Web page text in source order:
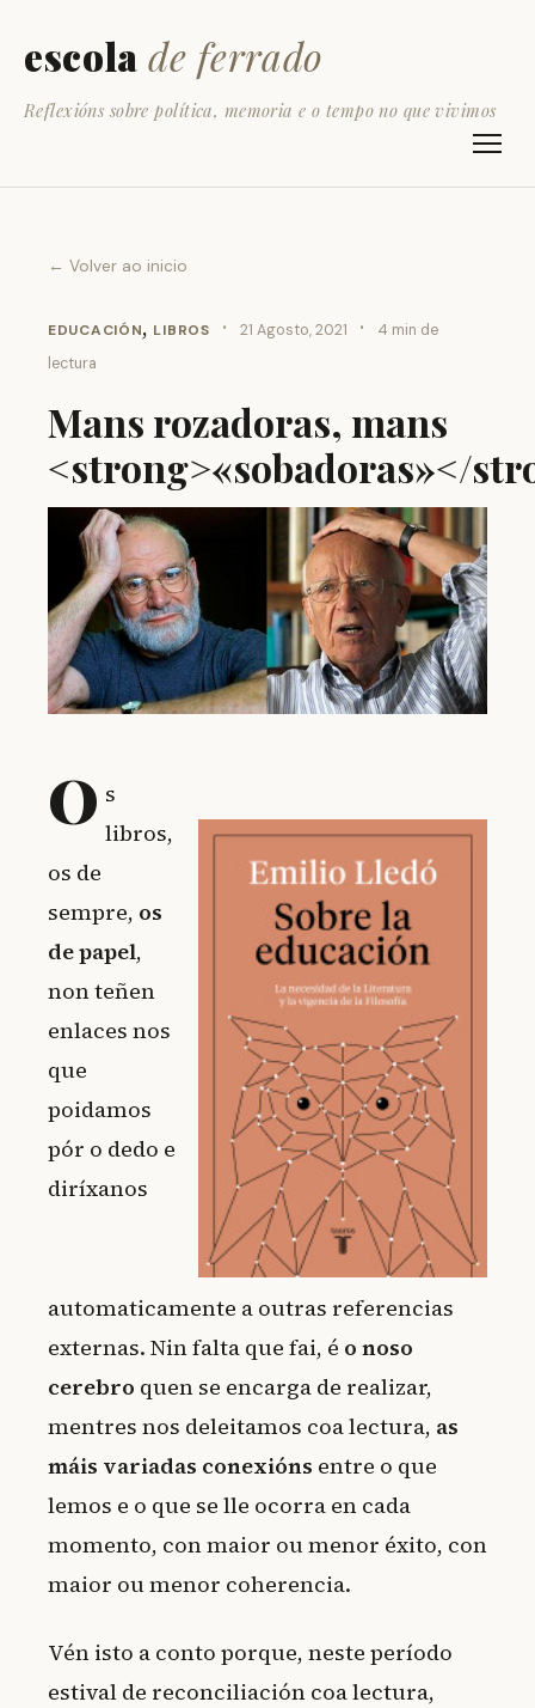
escola de ferrado
Reflexións sobre política, memoria e o tempo no que vivimos
← Volver ao inicio
EDUCACIÓN, LIBROS · 21 Agosto, 2021 ·
4 min de
lectura
Mans rozadoras, mans
<strong>«sobadoras»</
O s
libros,
os de
sempre, os
de papel,
non teñen
enlaces nos
que
poidamos
pór o dedo e
diríxanos
automaticamente a outras referencias
externas. Nin falta que fai, é o noso
cerebro quen se encarga de realizar,
mentres nos deleitamos coa lectura, as
máis variadas conexións entre o que
lemos e o que se lle ocorra en cada
momento, con maior ou menor éxito, con
maior ou menor coherencia.
Vén isto a conto porque, neste período
estival de reconciliación coa lectura,